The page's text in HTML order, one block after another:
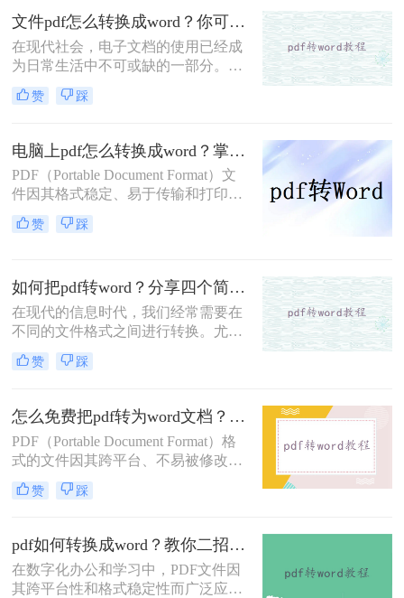
进行编辑、修改或进一步处理。那么
如何pdf转换成word呢？本文将为您介
绍几种将PDF转换为Word的方法。
文件pdf怎么转换成word？你可以学习下这三种方法！
在现代社会，电子文档的使用已经成
为日常生活中不可或缺的一部分。
PDF格式广泛应用于文件的传输和共
享，而Word格式则被广泛用于编辑和
需要将PDF文件转换成Word文件的情
况。那么文件pdf怎么转换成word呢？
本文将介绍几种常见的方法，帮助您
轻松实现文件格式的转换。
赞 踩
电脑上pdf怎么转换成word？掌握这三个方法，让文件转换变得轻松！
PDF（Portable Document Format）文
件因其格式稳定、易于传输和打印的
特性，成为了日常工作和学习中不可
或缺的文件格式。然而，当我们需要
么电脑上PDF怎么转换成Word呢？以
下是在电脑上将PDF转换为Word的三
种方法。
赞 踩
如何把pdf转word？分享四个简单的方法!
在现代的信息时代，我们经常需要在
不同的文件格式之间进行转换。尤其
是在办公场所，我们常常碰到将PDF
文件转换为Word格式的需求。这可能
或修改，或者我们想要在Word文档中
粘贴PDF文件的内容。无论是什么原
因，将PDF文件转换为Word格式是一
项非常实用的技能。那么如何把PDF
转Word呢？在本文中，我们将分享一
些方法和技巧，帮助您完成这项任
赞 踩
怎么免费把pdf转为word文档？这三种方法快来看看！
PDF（Portable Document Format）格
式的文件因其跨平台、不易被修改的
特性而广受欢迎，但在某些情况下，
我们可能需要将PDF文件转换为Word
费把pdf转为word文档呢？本文将介绍
三种免费将PDF转为Word文档的方
法，帮助大家轻松应对这一需求。
赞 踩
pdf如何转换成word？教你二招轻松搞定！
在数字化办公和学习中，PDF文件因
其跨平台性和格式稳定性而广泛应